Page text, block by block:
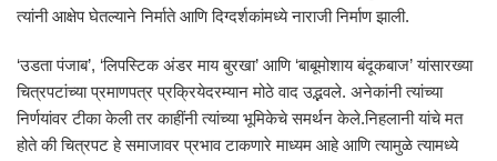
त्यांनी आक्षेप घेतल्याने निर्माते आणि दिग्दर्शकांमध्ये नाराजी निर्माण झाली.
‘उडता पंजाब’, ‘लिपस्टिक अंडर माय बुरखा’ आणि ‘बाबूमोशाय बंदूकबाज’ यांसारख्या
चित्रपटांच्या प्रमाणपत्र प्रक्रियेदरम्यान मोठे वाद उद्भवले. अनेकांनी त्यांच्या
निर्णयांवर टीका केली तर काहींनी त्यांच्या भूमिकेचे समर्थन केले.निहलानी यांचे मत
होते की चित्रपट हे समाजावर प्रभाव टाकणारे माध्यम आहे आणि त्यामुळे त्यामध्ये